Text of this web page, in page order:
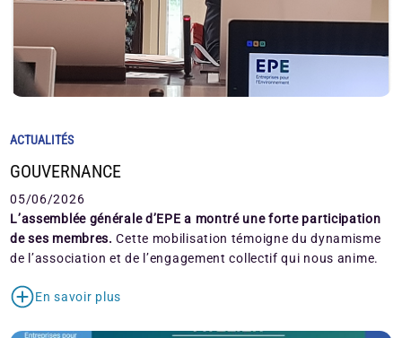
ACTUALITÉS
GOUVERNANCE
05/06/2026
L’assemblée générale d’EPE a montré une forte participation
de ses membres.Cette mobilisation témoigne du dynamisme
de l’association et de l’engagement collectif qui nous anime.
En savoir plus